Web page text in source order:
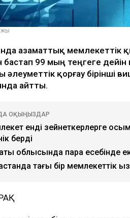
азаматтық
99 мың теңгеге дейін
әлеуметтік қорғау бірінші
айтты.
ДА ОҚЫҢЫЗДАР
енді зейнеткерлерге
берді
облысында пара есебінде
тағы бір мемлекеттік